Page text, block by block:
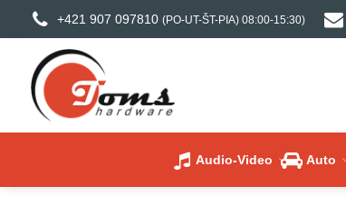
+421 907 097810 (PO-UT-ŠT-PIA) 08:00-15:30)
Audio-Video Auto